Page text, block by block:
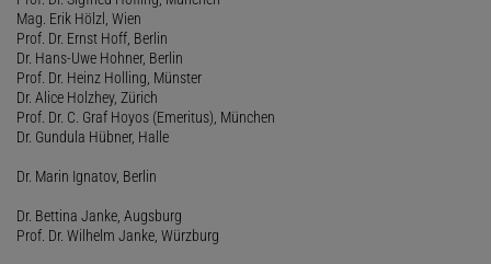
Mag. Erik Hölzl, Wien
Prof. Dr. Ernst Hoff, Berlin
Dr. Hans-Uwe Hohner, Berlin
Prof. Dr. Heinz Holling, Münster
Dr. Alice Holzhey, Zürich
Prof. Dr. C. Graf Hoyos (Emeritus), München
Dr. Gundula Hübner, Halle
Dr. Marin Ignatov, Berlin
Dr. Bettina Janke, Augsburg
Prof. Dr. Wilhelm Janke, Würzburg